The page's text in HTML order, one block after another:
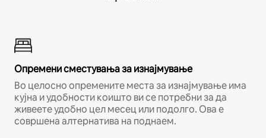
Опремени сместувања за изнајмување
Во целосно опремените места за изнајмување има
кујна и удобности коишто ви се потребни за да
живеете удобно цел месец или подолго. Ова е
совршена алтернатива на поднаем.